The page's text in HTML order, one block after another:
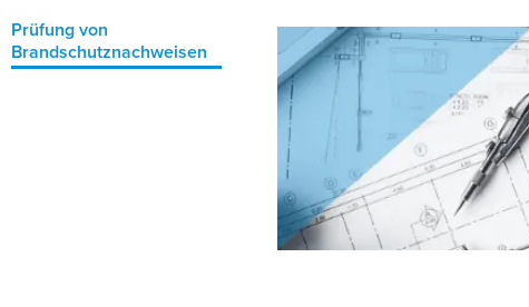
Prüfung von
Brandschutznachweisen